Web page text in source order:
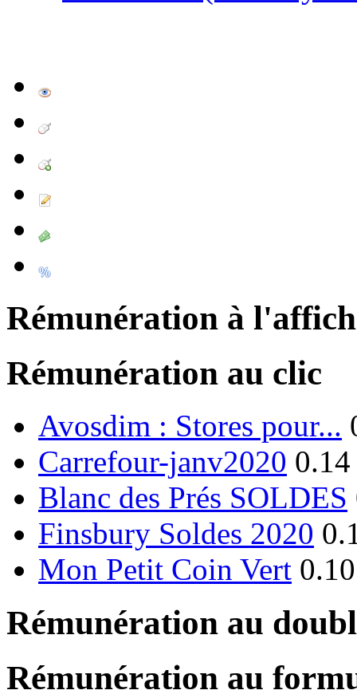
Rémunération à
Rémunération au clic
Avosdim : Stores pour...
Carrefour-janv2020
Blanc des Prés SOLDES
Finsbury Soldes 2020
Mon Petit Coin Vert
Rémunération au
Rémunération au